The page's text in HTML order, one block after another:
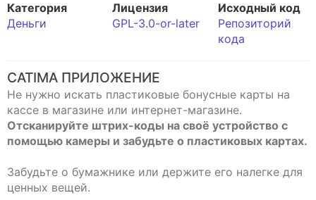
Категория
Деньги
Лицензия
GPL-3.0-or-later
Исходный код
Репозиторий
кода
CATIMA ПРИЛОЖЕНИЕ
Не нужно искать пластиковые бонусные карты на
кассе в магазине или интернет-магазине.
Отсканируйте штрих-коды на своё устройство с
помощью камеры и забудьте о пластиковых картах.
Забудьте о бумажнике или держите его налегке для
ценных вещей.